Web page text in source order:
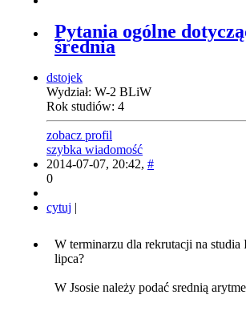
Pytania ogólne
średnia
dstojek
Wydział: W-2 BLiW
Rok studiów: 4
zobacz profil
szybka wiadomość
2014-07-07, 20:42, #
0
cytuj |
W terminarzu dla rekrutacji na
lipca?
W Jsosie należy podać srednią